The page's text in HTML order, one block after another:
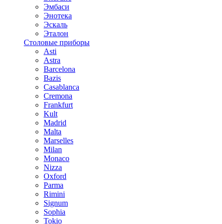
Эмбаси
Энотека
Эскаль
Эталон
Столовые приборы
Asti
Astra
Barcelona
Bazis
Casablanca
Cremona
Frankfurt
Kult
Madrid
Malta
Marselles
Milan
Monaco
Nizza
Oxford
Parma
Rimini
Signum
Sophia
Tokio